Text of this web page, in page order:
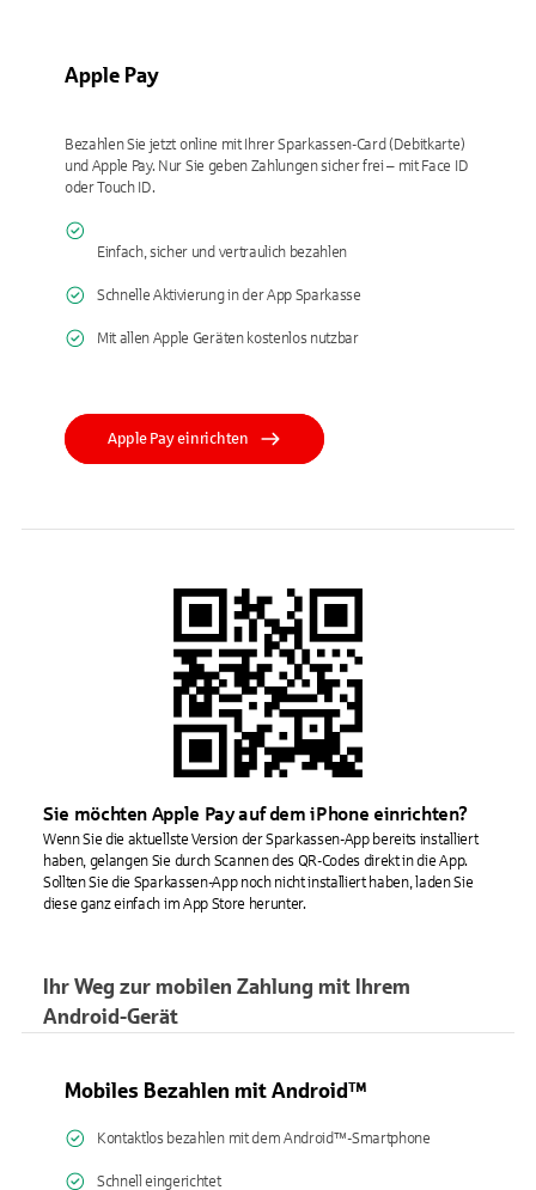
Apple Pay
Bezahlen Sie jetzt online mit Ihrer Sparkassen-Card (Debitkarte)
und Apple Pay. Nur Sie geben Zahlungen sicher frei – mit Face ID
oder Touch ID.
Einfach, sicher und vertraulich bezahlen
Schnelle Aktivierung in der App Sparkasse
Mit allen Apple Geräten kostenlos nutzbar
Apple Pay einrichten
Sie möchten Apple Pay auf dem iPhone einrichten?
Wenn Sie die aktuellste Version der Sparkassen-App bereits installiert
haben, gelangen Sie durch Scannen des QR-Codes direkt in die App.
Sollten Sie die Sparkassen-App noch nicht installiert haben, laden Sie
diese ganz einfach im App Store herunter.
Ihr Weg zur mobilen Zahlung mit Ihrem
Android-Gerät
Mobiles Bezahlen mit Android™
Kontaktlos bezahlen mit dem Android™-Smartphone
Schnell eingerichtet